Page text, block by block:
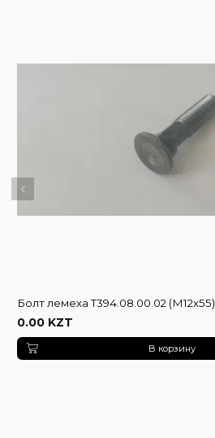
Болт лемеха Т394.08.00.02 (М12х55)
0.00 KZT
В корзину